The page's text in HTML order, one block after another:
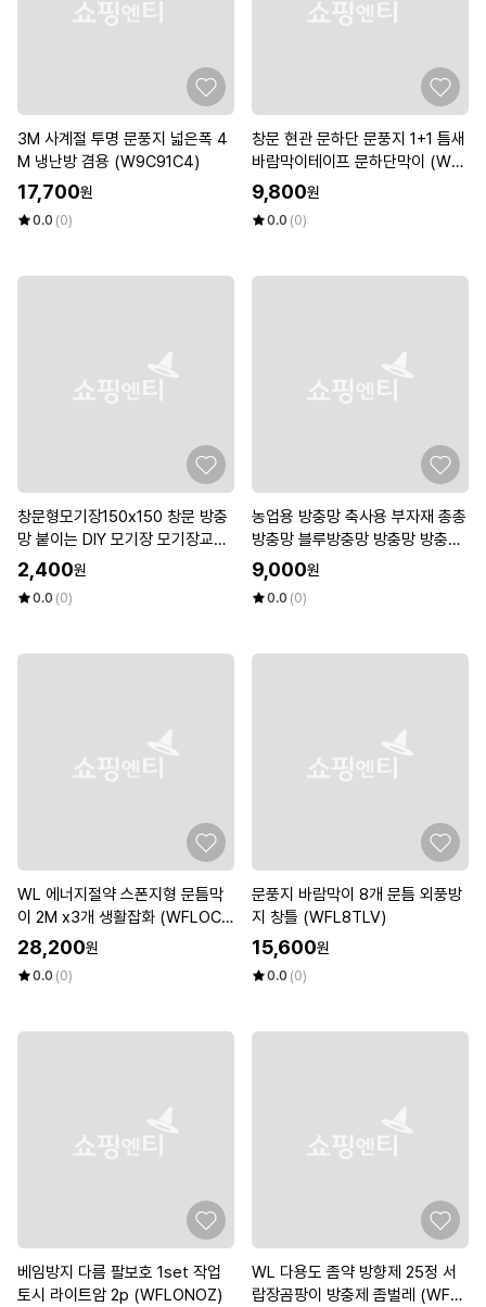
3M 사계절 투명 문풍지 넓은폭 4
M 냉난방 겸용 (W9C91C4)
17,700원
0.0 (0)
창문 현관 문하단 문풍지 1+1 틈새
바람막이테이프 문하단막이 (W9
845C1)
9,800원
0.0 (0)
창문형모기장150x150 창문 방충
망 붙이는 DIY 모기장 모기장교체
(W91A842)
2,400원
0.0 (0)
농업용 방충망 축사용 부자재 총총
방충망 블루방충망 방충망 방충망
교체 (WFL9750)
9,000원
0.0 (0)
WL 에너지절약 스폰지형 문틈막
이 2M x3개 생활잡화 (WFLOCK
S)
28,200원
0.0 (0)
문풍지 바람막이 8개 문틈 외풍방
지 창틀 (WFL8TLV)
15,600원
0.0 (0)
베임방지 다름 팔보호 1set 작업
토시 라이트암 2p (WFLONOZ)
WL 다용도 좀약 방향제 25정 서
랍장곰팡이 방충제 좀벌레 (WFLR